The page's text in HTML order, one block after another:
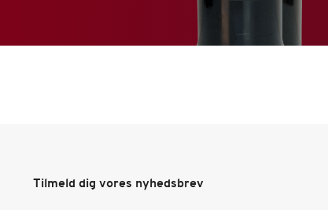
Tilmeld dig vores nyhedsbrev